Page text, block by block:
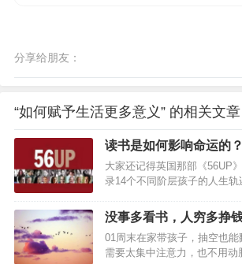
分享给朋友：
“如何赋予生活更多意义” 的相关文章
读书是如何影响命运的？
大家还记得英国那部《56UP
录14个不同阶层孩子的人生
育改变命运在中国又是怎样的
琼，也做了相似的一部纪录片
踪拍摄了农村孩子，小镇青年
女的人生十年。让你看到三个
没事多看书，人穷多挣
01周末在家带孩子，抽空也
需要太集中注意力，也不用